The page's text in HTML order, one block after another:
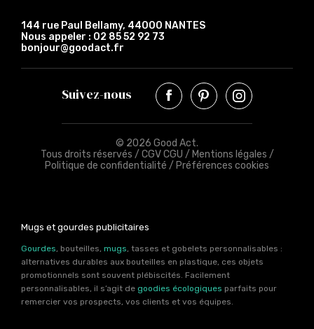
144 rue Paul Bellamy, 44000 NANTES
Nous appeler : 02 85 52 92 73
bonjour@goodact.fr
Suivez-nous
© 2026 Good Act.
Tous droits réservés / CGV CGU / Mentions légales /
Politique de confidentialité / Préférences cookies
Mugs et gourdes publicitaires
Gourdes, bouteilles, mugs, tasses et gobelets personnalisables :
alternatives durables aux bouteilles en plastique, ces objets
promotionnels sont souvent plébiscités. Facilement
personnalisables, il s’agit de goodies écologiques parfaits pour
remercier vos prospects, vos clients et vos équipes.